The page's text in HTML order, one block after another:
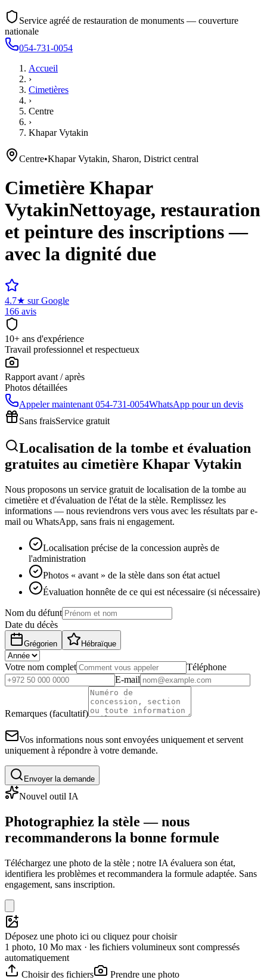
Service agréé de restauration de monuments — couverture
nationale
054-731-0054
Accueil
›
Cimetières
›
Centre
›
Khapar Vytakin
Centre•Khapar Vytakin, Sharon, District central
Cimetière Khapar
VytakinNettoyage, restauration
et peinture des inscriptions —
avec la dignité due
4.7★ sur Google
166 avis
10+ ans d'expérience
Travail professionnel et respectueux
Rapport avant / après
Photos détaillées
Appeler maintenant 054-731-0054WhatsApp pour un devis
Sans fraisService gratuit
Localisation de la tombe et évaluation
gratuites au cimetière Khapar Vytakin
Nous proposons un service gratuit de localisation de la tombe au
cimetière et d'évaluation de l'état de la stèle. Remplissez les
informations — nous reviendrons vers vous avec les résultats par e-
mail ou WhatsApp, sans frais ni engagement.
Localisation précise de la concession auprès de
l'administration
Photos « avant » de la stèle dans son état actuel
Évaluation honnête de ce qui est nécessaire (si nécessaire)
Nom du défunt
Date du décès
Grégorien Hébraïque
Votre nom complet
Téléphone
E-mail
Remarques (facultatif)
Vos informations nous sont envoyées uniquement et servent
uniquement à répondre à votre demande.
Envoyer la demande
Nouvel outil IA
Photographiez la stèle — nous
recommanderons la bonne formule
Téléchargez une photo de la stèle ; notre IA évaluera son état,
identifiera les problèmes et recommandera la formule adaptée. Sans
engagement, sans inscription.
Déposez une photo ici ou cliquez pour choisir
1 photo, 10 Mo max · les fichiers volumineux sont compressés
automatiquement
Choisir des fichiers
Prendre une photo